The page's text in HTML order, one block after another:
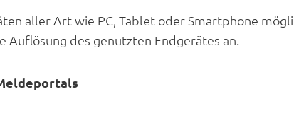
aller Art wie PC, Tablet oder Smartphone
Auflösung des genutzten Endgerätes an.